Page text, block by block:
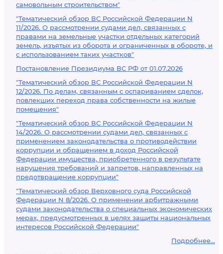
самовольным строительством"
"Тематический обзор ВС Российской Федерации N
11/2026. О рассмотрении судами дел, связанных с
правами на земельные участки отдельных категорий
земель, изъятых из оборота и ограниченных в обороте, и
с использованием таких участков"
Постановление Президиума ВС РФ от 01.07.2026
"Тематический обзор ВС Российской Федерации N
12/2026. По делам, связанным с оспариванием сделок,
повлекших переход права собственности на жилые
помещения"
"Тематический обзор ВС Российской Федерации N
14/2026. О рассмотрении судами дел, связанных с
применением законодательства о противодействии
коррупции и обращением в доход Российской
Федерации имущества, приобретенного в результате
нарушения требований и запретов, направленных на
предотвращение коррупции"
"Тематический обзор Верховного суда Российской
Федерации N 8/2026. О применении арбитражными
судами законодательства о специальных экономических
мерах, предусмотренных в целях защиты национальных
интересов Российской Федерации"
Подробнее...